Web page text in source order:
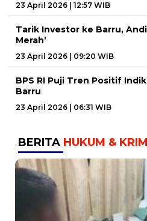
23 April 2026 | 12:57 WIB
Tarik Investor ke Barru,
Merah’
23 April 2026 | 09:20 WIB
BPS RI Puji Tren Positif
Barru
23 April 2026 | 06:31 WIB
BERITA HUKUM &